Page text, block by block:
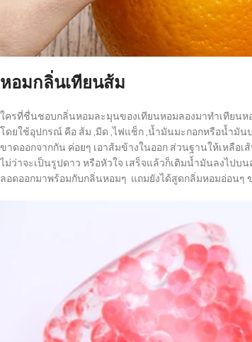
หอมกลิ่นเทียนส้ม
ใครที่ชื่นชอบกลิ่นหอมละมุนของเทียนหอมลองมาทำเทียน
โดยใช้อุปกรณ์ คือ ส้ม ,มีด ,ไฟแช็ก ,น้ำมันมะกอกหรือน้ำมัน
ขาดออกจากกัน ค่อยๆ เอาส้มข้างในออก ส่วนฐานให้เหลือ
ไม่ว่าจะเป็นรูปดาว หรือหัวใจ เสร็จแล้วก็เติมน้ำมันลงไป
ลอดออกมาพร้อมกับกลิ่นหอมๆ แถมยังได้สูดกลิ่มหอมอ่อนๆ